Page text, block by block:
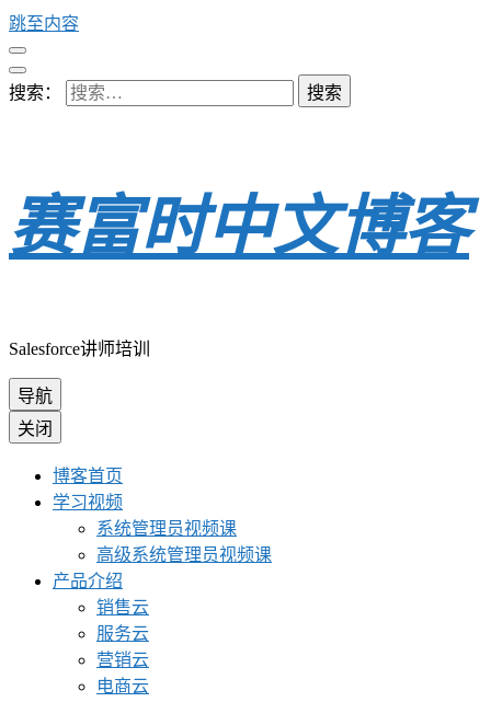
跳至内容
搜索：
赛富时中文博客
Salesforce讲师培训
导航
关闭
博客首页
学习视频
系统管理员视频课
高级系统管理员视频课
产品介绍
销售云
服务云
营销云
电商云